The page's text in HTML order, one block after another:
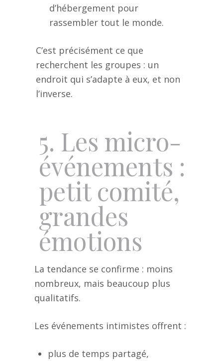
d’hébergement pour
rassembler tout le monde.
C’est précisément ce que
recherchent les groupes : un
endroit qui s’adapte à eux, et non
l’inverse.
5. Les micro-
événements :
petit comité,
grandes
émotions
La tendance se confirme : moins
nombreux, mais beaucoup plus
qualitatifs.
Les événements intimistes offrent :
plus de temps partagé,